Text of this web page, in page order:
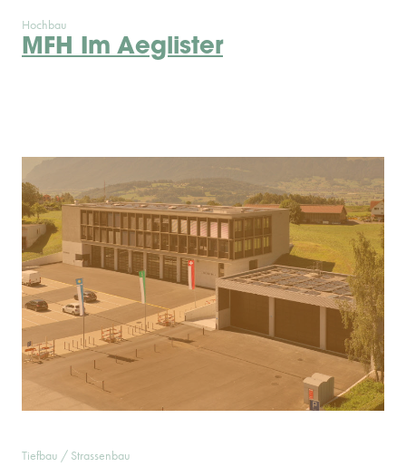
Hochbau
MFH Im Aeglister
Tiefbau / Strassenbau